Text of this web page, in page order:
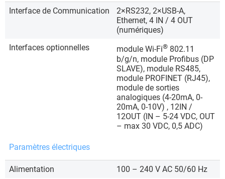
Interface de Communication
2×RS232, 2×USB-A,
Ethernet, 4 IN / 4 OUT
(numériques)
Interfaces optionnelles
module Wi-Fi® 802.11
b/g/n, module Profibus (DP
SLAVE), module RS485,
module PROFINET (RJ45),
module de sorties
analogiques (4-20mA, 0-
20mA, 0-10V) , 12IN /
12OUT (IN – 5-24 VDC, OUT
– max 30 VDC, 0,5 ADC)
Paramètres électriques
Alimentation 100 – 240 V AC 50/60 Hz